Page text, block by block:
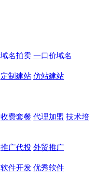
域名拍卖 一口价域名
定制建站 仿站建站
收费套餐 代理加盟 技术培
推广代投 外贸推广
软件开发 优秀软件